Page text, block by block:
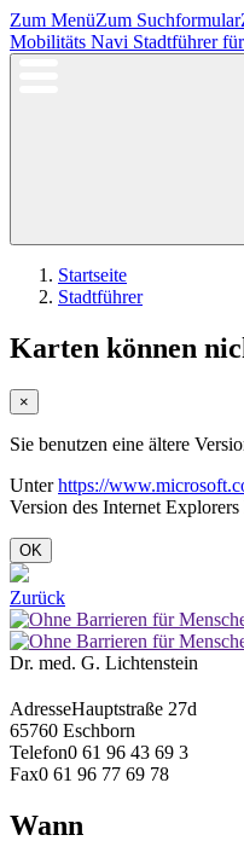
Zum MenüZum Suchformular
Mobilitäts Navi Stadtführer
Startseite
Stadtführer
Karten können
×
Sie benutzen eine ältere
Unterhttps://
Version des Internet Explorers
OK
Zurück
Dr. med. G. Lichtenstein
AdresseHauptstraße 27d
65760 Eschborn
Telefon0 61 96 43 69 3
Fax0 61 96 77 69 78
Wann